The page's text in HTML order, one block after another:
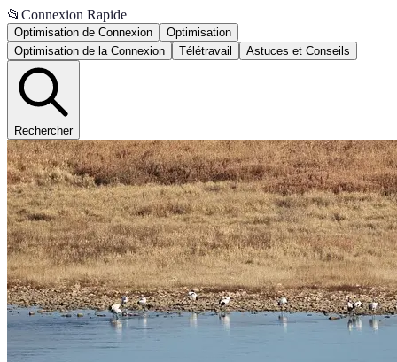
📂 Connexion Rapide
Optimisation de Connexion
Optimisation
Optimisation de la Connexion
Télétravail Astuces et Conseils
Rechercher